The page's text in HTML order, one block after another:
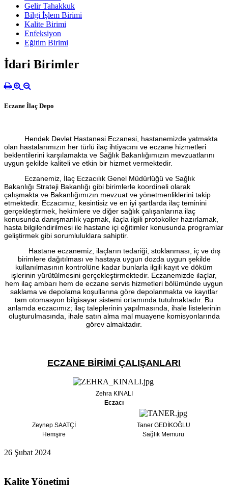
Gelir Tahakkuk
Bilgi İşlem Birimi
Kalite Birimi
Enfeksiyon
Eğitim Birimi
İdari Birimler
Eczane İlaç Depo
Hendek Devlet Hastanesi Eczanesi, hastanemizde yatmakta
olan hastalarımızın her türlü ilaç ihtiyacını ve eczane hizmetleri
beklentilerini karşılamakta ve Sağlık Bakanlığımızın mevzuatlarını
uygun şekilde kaliteli ve etkin bir hizmet vermektedir.
Eczanemiz, İlaç Eczacılık Genel Müdürlüğü ve Sağlık
Bakanlığı Strateji Bakanlığı gibi birimlerle koordineli olarak
çalışmakta ve Bakanlığımızın mevzuat ve yönetmenliklerini takip
etmektedir. Eczacımız, kesintisiz ve en iyi şartlarda ilaç teminini
gerçekleştirmek, hekimlere ve diğer sağlık çalışanlarına ilaç
konusunda danışmanlık yapmak, ilaçla ilgili protokoller hazırlamak,
hasta bilgilendirilmesi ile hastane içi eğitimler konusunda programlar
geliştirmek gibi sorumluluklara sahiptir.
Hastane eczanemiz, ilaçların tedariği, stoklanması, iç ve dış
birimlere dağıtılması ve hastaya uygun dozda uygun şekilde
kullanılmasının kontrolüne kadar bunlarla ilgili kayıt ve döküm
işlerinin yürütülmesini gerçekleştirmektedir. Eczanemizde ilaçlar,
hem ilaç ambarı hem de eczane servis hizmetleri bölümünde uygun
saklama ve depolama koşullarına göre depolanmakta ve kayıtlar
tam otomasyon bilgisayar sistemi ortamında tutulmaktadır. Bu
anlamda eczacımız; ilaç taleplerinin yapılmasında, ihale listelerinin
oluşturulmasında, ihale satın alma mal muayene komisyonlarında
görev almaktadır.
ECZANE BİRİMİ ÇALIŞANLARI
Zehra KINALI
Eczacı
Zeynep SAATÇİ
Hemşire
Taner GEDİKOĞLU
Sağlık Memuru
26 Şubat 2024
Kalite Yönetimi